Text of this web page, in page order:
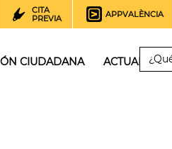
CITA
PREVIA
APPVALÈNCIA
CIUDADANA ACTUALIDAD